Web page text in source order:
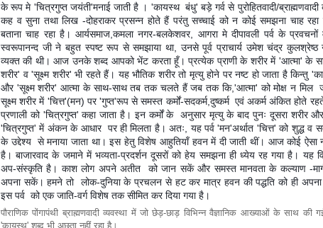
के रूप मे 'चित्रगुप्त जयंती'मनाई जाती है । 'कायस्थ बंधु' बड़े गर्व से पुरोहितवादी/ब्राह्मणवादी
कह व सुना तथा लिख -दोहराकर प्रसन्न होते हैं परंतु सच्चाई को न कोई समझना चाह
बताना चाह रहा है। आर्यसमाज,कमला नगर-बलकेशवर, आगरा मे दीपावली पर्व के प्रवचनों
स्वरूपानन्द जी ने बहुत स्पष्ट रूप से समझाया था, उनसे पूर्व प्राचार्य उमेश चंद्र कुलश्रेष्ठ
व्यक्त की थी। आज उनके शब्द आपको भेंट करता हूँ। प्रत्येक प्राणी के शरीर में 'आत्मा' के
शरीर' व 'सूक्ष्म शरीर' भी रहते हैं। यह भौतिक शरीर तो मृत्यु होने पर नष्ट हो जाता है किन्तु
और 'सूक्ष्म शरीर' आत्मा के साथ-साथ तब तक चलते हैं जब तक कि,'आत्मा' को मोक्ष न मिल
सूक्ष्म शरीर में 'चित्त'(मन) पर 'गुप्त'रूप से समस्त कर्मों-सदकर्म,दुष्कर्म एवं अकर्म अंकित होते
प्रणाली को 'चित्रगुप्त' कहा जाता है। इन कर्मों के अनुसार मृत्यु के बाद पुनः दूसरा शरीर
'चित्रगुप्त' में अंकन के आधार पर ही मिलता है। अतः, यह पर्व 'मन'अर्थात 'चित्त' को शुद्ध व
के उद्देश्य से मनाया जाता था। इस हेतु विशेष आहुतियाँ हवन में दी जाती थीं। आज कोई ऐसा
है। बाजारवाद के जमाने में भव्यता-प्रदर्शन दूसरों को हेय समझना ही ध्येय रह गया है। यह
अप-संस्कृति है। काश लोग अपने अतीत को जान सकें और समस्त मानवता के कल्याण -
अपना सकें। हमने तो लोक-दुनिया के प्रचलन से हट कर मात्र हवन की पद्धति को ही अपना
इस पर्व को एक जाति-वर्ग विशेष तक सीमित कर दिया गया है।
पौराणिक पोंगापंथी ब्राह्मणवादी व्यवस्था में जो छेड़-छाड़ विभिन्न वैज्ञानिक आख्याओं के साथ की
'कायस्थ' शब्द भी अछूता नहीं रहा है।